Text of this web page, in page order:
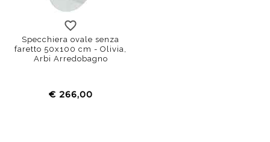
Specchiera ovale senza
faretto 50x100 cm - Olivia,
Arbi Arredobagno
€ 266,00